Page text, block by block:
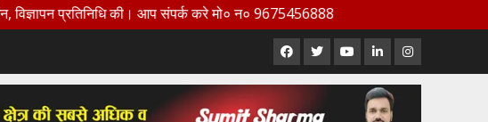
की। आप संपर्क करे मो० न० 9675456888
Facebook
X YoutubeLinkedInInstagram